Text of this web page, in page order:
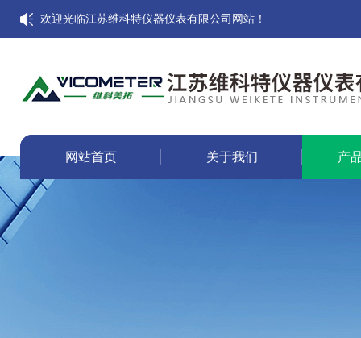
欢迎光临江苏维科特仪器仪表有限公司网站！
网站首页 关于我们 产